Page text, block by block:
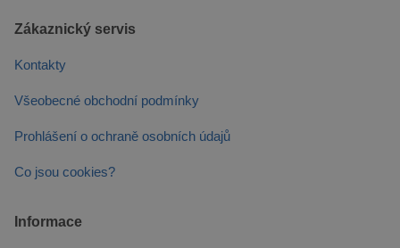
Zákaznický servis
Kontakty
Všeobecné obchodní podmínky
Prohlášení o ochraně osobních údajů
Co jsou cookies?
Informace